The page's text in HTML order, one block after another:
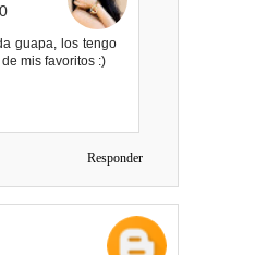
guapa, los tengo
mis favoritos :)
Responder